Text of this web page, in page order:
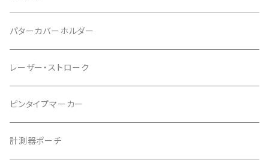
ポケットタイプ
マグネットタイプ
ゆかちんまるマーカー
キャサリンマーカー
Tシャツ
パターカバーホルダー
レーザー・ストローク
ピンタイプマーカー
計測器ポーチ